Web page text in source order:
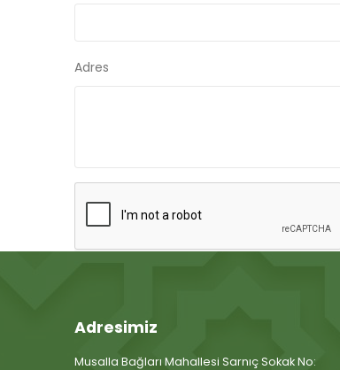
Adres
Adresimiz
Musalla Bağları Mahallesi Sarnıç Sokak No: